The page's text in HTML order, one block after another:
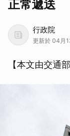
正常遞送
行政院
更新於 04月
【本文由交通